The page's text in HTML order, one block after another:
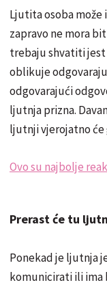
Ljutita osoba može
zapravo ne mora
trebaju shvatiti
oblikuje
odgovarajući
ljutnja prizna.
ljutnji vjerojatno će
Ovo su najbolje
Prerast će tu
Ponekad je ljutnja
komunicirati ili ima